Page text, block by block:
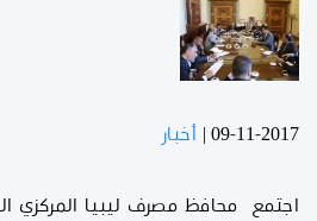
09-11-2017 أخبار
اجتمع محافظ مصرف ليبيا المركزي